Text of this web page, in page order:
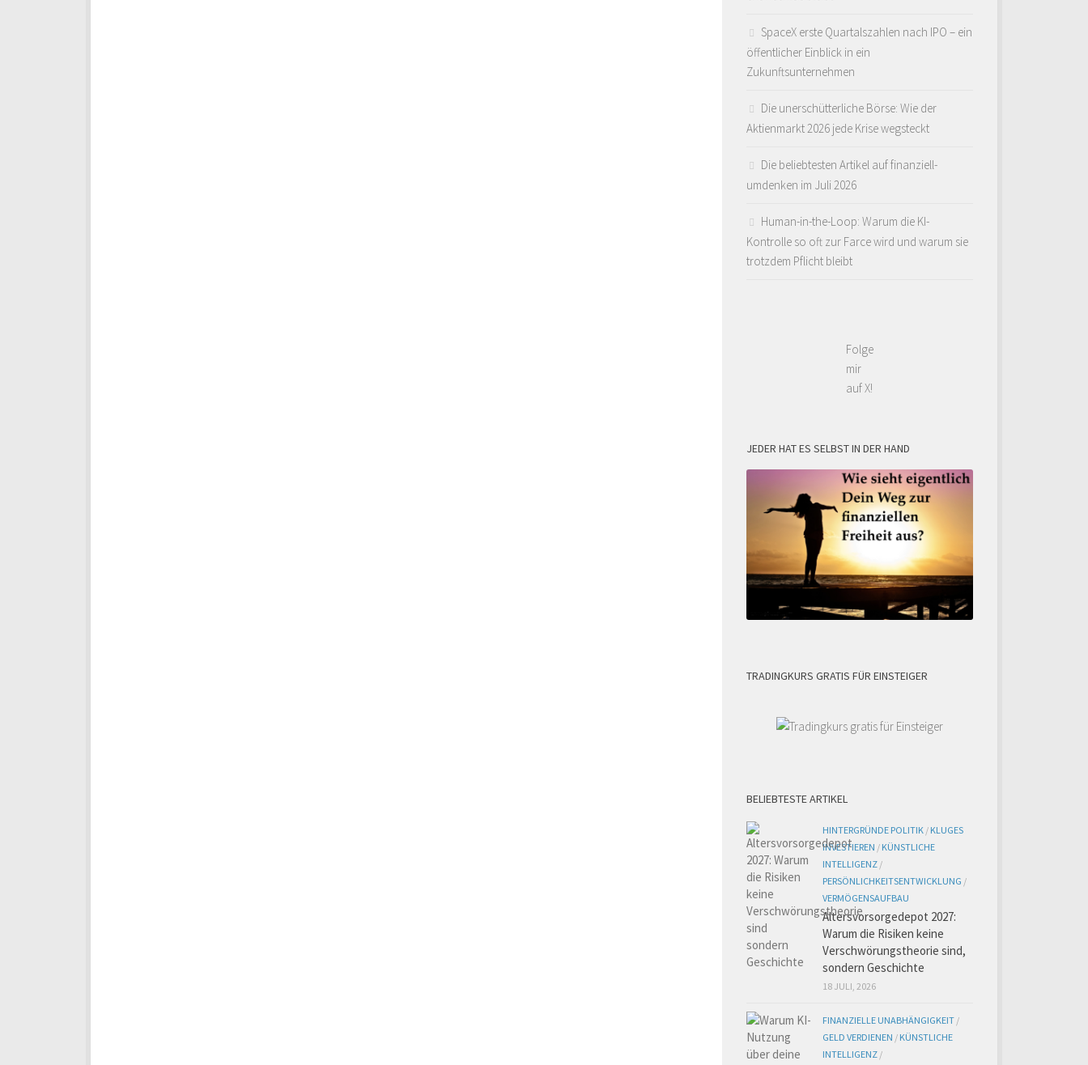
SpaceX erste Quartalszahlen nach IPO – ein
öffentlicher Einblick in ein
Zukunftsunternehmen
Die unerschütterliche Börse: Wie der
Aktienmarkt 2026 jede Krise wegsteckt
Die beliebtesten Artikel auf finanziell-
umdenken im Juli 2026
Human-in-the-Loop: Warum die KI-
Kontrolle so oft zur Farce wird und warum sie
trotzdem Pflicht bleibt
Folge
mir
auf X!
JEDER HAT ES SELBST IN DER HAND
TRADINGKURS GRATIS FÜR EINSTEIGER
BELIEBTESTE ARTIKEL
HINTERGRÜNDE POLITIK / KLUGES
INVESTIEREN / KÜNSTLICHE
INTELLIGENZ /
PERSÖNLICHKEITSENTWICKLUNG /
VERMÖGENSAUFBAU
Altersvorsorgedepot 2027:
Warum die Risiken keine
Verschwörungstheorie sind,
sondern Geschichte
18 JULI, 2026
FINANZIELLE UNABHÄNGIGKEIT /
GELD VERDIENEN / KÜNSTLICHE
INTELLIGENZ /